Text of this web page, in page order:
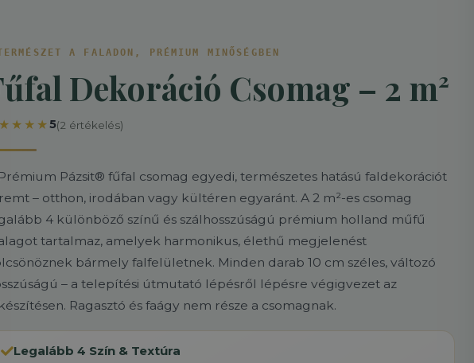
A FALADON, PRÉMIUM MINŐSÉGBEN
Dekoráció Csomag – 2 m²
5(2 értékelés)
Pázsit® fűfal csomag egyedi, természetes hatású faldekorációt
– otthon, irodában vagy kültéren egyaránt. A 2 m²-es csomag
4 különböző színű és szálhosszúságú prémium holland műfű
tartalmaz, amelyek harmonikus, élethű megjelenést
bármely falfelületnek. Minden darab 10 cm széles, változó
– a telepítési útmutató lépésről lépésre végigvezet az
Ragasztó és faágy nem része a csomagnak.
Legalább 4 Szín & Textúra